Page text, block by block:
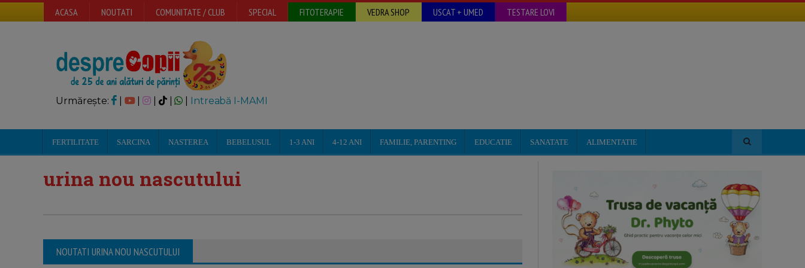
ACASA NOUTATI COMUNITATE / CLUB SPECIAL FITOTERAPIE VEDRA SHOP USCAT + UMED TESTARE LOVI
Urmărește: | | Intreabă I-MAMI
FERTILITATE SARCINA NASTEREA BEBELUSUL 1-3 ANI 4-12 ANI FAMILIE, PARENTING EDUCATIE SANATATE ALIMENTATIE
urina nou nascutului
NOUTATI URINA NOU NASCUTULUI